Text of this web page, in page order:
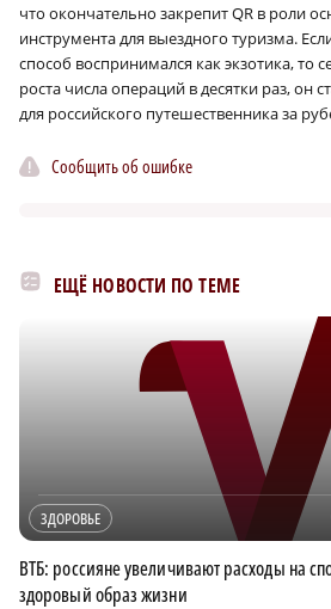
что окончательно закрепит QR в роли
инструмента для выездного туризма.
способ воспринимался как экзотика, то
роста числа операций в десятки раз, он
для российского путешественника за
Сообщить об ошибке
ЕЩЁ НОВОСТИ ПО ТЕМЕ
ЗДОРОВЬЕ
ВТБ: россияне увеличивают расходы на
здоровый образ жизни